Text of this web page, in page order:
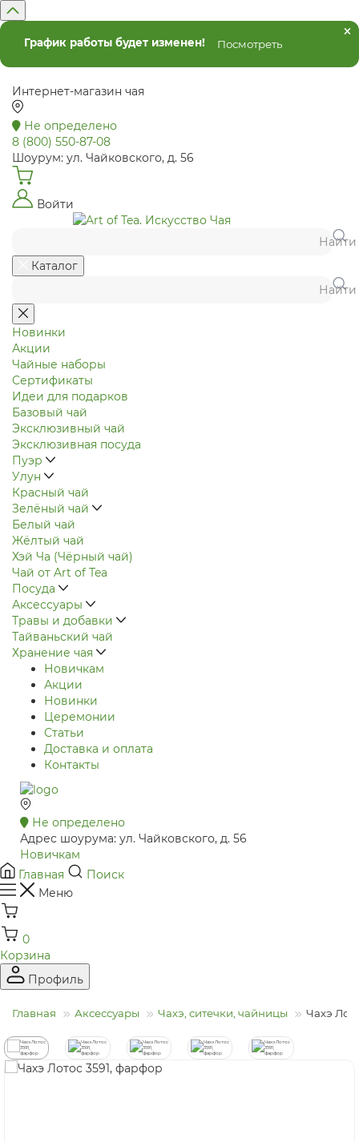
График работы будет изменен! Посмотреть
Интернет-магазин чая
Не определено
8 (800) 550-87-08
Шоурум: ул. Чайковского, д. 56
Войти
Найти
Каталог
Найти
Новинки
Акции
Чайные наборы
Сертификаты
Идеи для подарков
Базовый чай
Эксклюзивный чай
Эксклюзивная посуда
Пуэр
Улун
Красный чай
Зелёный чай
Белый чай
Жёлтый чай
Хэй Ча (Чёрный чай)
Чай от Art of Tea
Посуда
Аксессуары
Травы и добавки
Тайваньский чай
Хранение чая
Новичкам
Акции
Новинки
Церемонии
Статьи
Доставка и оплата
Контакты
Не определено
Адрес шоурума: ул. Чайковского, д. 56
Новичкам
Главная
Поиск
Меню
0
Корзина
Профиль
Главная Аксессуары Чахэ, ситечки, чайницы Чахэ